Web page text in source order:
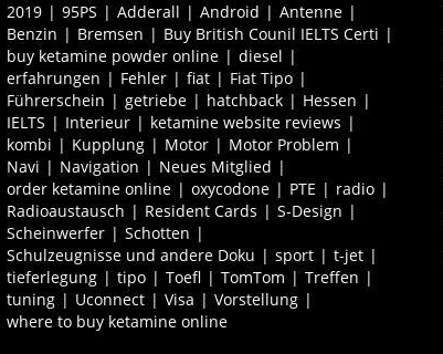
2019 95PS Adderall Android
Antenne
Benzin
Bremsen
Buy British Counil IELTS Certi
buy ketamine powder online
diesel
erfahrungen
Fehler fiat
Fiat Tipo
Führerschein
getriebe hatchback
Hessen
IELTS
Interieur
ketamine website reviews
kombi
Kupplung Motor
Motor Problem
Navi
Navigation
Neues Mitglied
order ketamine online
oxycodone PTE
radio
Radioaustausch
Resident Cards
S-Design
Scheinwerfer
Schotten
Schulzeugnisse und andere Doku
sport
t-jet
tieferlegung
tipo Toefl TomTom
Treffen
tuning
Uconnect Visa
Vorstellung
where to buy ketamine online